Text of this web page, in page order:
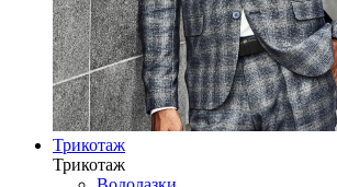
Трикотаж
Трикотаж